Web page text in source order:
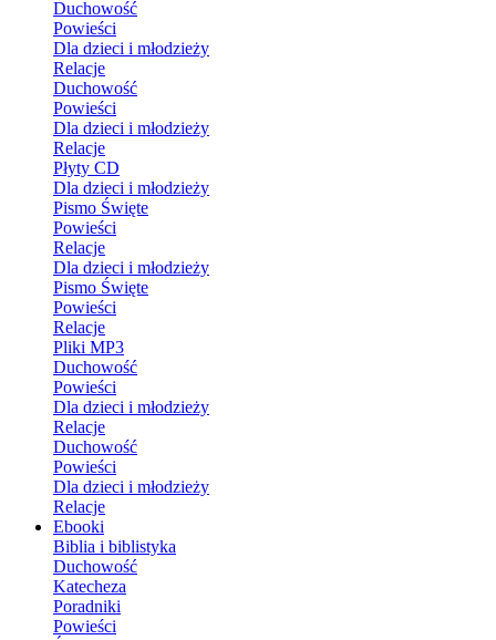
Duchowość
Powieści
Dla dzieci i młodzieży
Relacje
Duchowość
Powieści
Dla dzieci i młodzieży
Relacje
Płyty CD
Dla dzieci i młodzieży
Pismo Święte
Powieści
Relacje
Dla dzieci i młodzieży
Pismo Święte
Powieści
Relacje
Pliki MP3
Duchowość
Powieści
Dla dzieci i młodzieży
Relacje
Duchowość
Powieści
Dla dzieci i młodzieży
Relacje
Ebooki
Biblia i biblistyka
Duchowość
Katecheza
Poradniki
Powieści